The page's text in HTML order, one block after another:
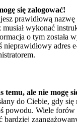
się zalogować!
prawidłową
wykonać
o tym została
nieprawidłowy
temu, ale nie mogę
do Ciebie, gdy
powodu. Wiele
bardziej